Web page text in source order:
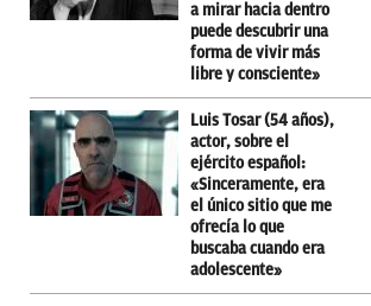
a mirar hacia dentro
puede descubrir una
forma de vivir más
libre y consciente»
Luis Tosar (54 años),
actor, sobre el
ejército español:
«Sinceramente, era
el único sitio que me
ofrecía lo que
buscaba cuando era
adolescente»